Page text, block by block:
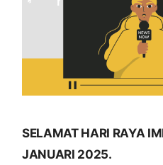
SELAMAT HARI RAYA
JANUARI 2025.